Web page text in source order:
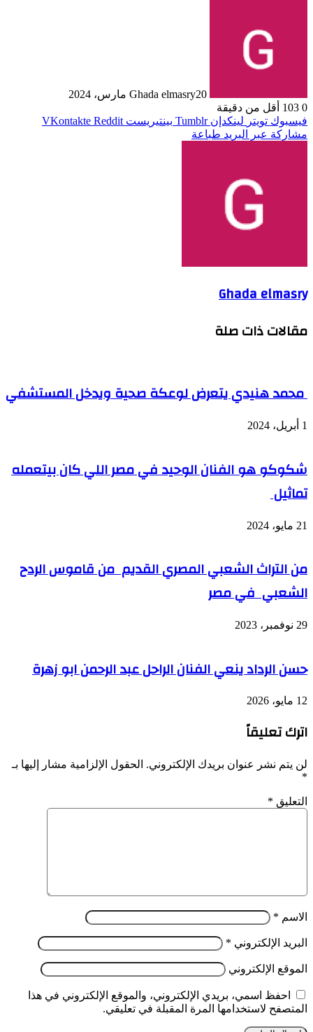
Ghada elmasry20 مارس، 2024
0
أقل من دقيقة
فيسبوك تويتر لينكدإن بينتيريست
مشاركة عبر البريد طباعة
Ghada elmasry
مقالات ذات صلة
محمد هنيدي يتعرض لوعكة صحية ويدخل المستشفي
1 أبريل، 2024
شكوكو هو الفنان الوحيد في مصر اللي كان بيتعمله
تماثيل
21 مايو، 2024
من التراث الشعبي المصري القديم من قاموس الردح
الشعبي في مصر
29 نوفمبر، 2023
حسن الرداد ينعي الفنان الراحل عبد الرحمن ابو زهرة
12 مايو، 2026
اترك تعليقاً
لن يتم نشر عنوان بريدك الإلكتروني. الحقول الإلزامية مشار إليها بـ
*
التعليق *
الاسم *
البريد الإلكتروني *
الموقع الإلكتروني
احفظ اسمي، بريدي الإلكتروني، والموقع الإلكتروني في هذا
المتصفح لاستخدامها المرة المقبلة في تعليقي.